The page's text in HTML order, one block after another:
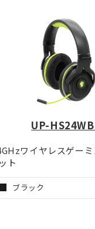
UP-
ワイヤレスゲー
ト
ブラック